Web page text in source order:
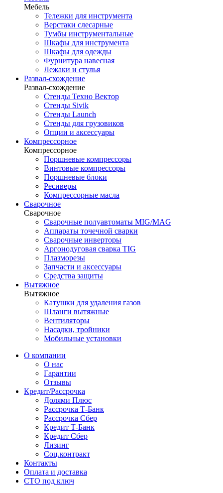
Мебель
Тележки для инструмента
Верстаки слесарные
Тумбы инструментальные
Шкафы для инструмента
Шкафы для одежды
Фурнитура навесная
Лежаки и стулья
Развал-схождение
Развал-схождение
Стенды Техно Вектор
Стенды Sivik
Стенды Launch
Стенды для грузовиков
Опции и аксессуары
Компрессорное
Компрессорное
Поршневые компрессоры
Винтовые компрессоры
Поршневые блоки
Ресиверы
Компрессорные масла
Сварочное
Сварочное
Сварочные полуавтоматы MIG/MAG
Аппараты точечной сварки
Сварочные инверторы
Аргонодуговая сварка TIG
Плазморезы
Запчасти и аксессуары
Средства защиты
Вытяжное
Вытяжное
Катушки для удаления газов
Шланги вытяжные
Вентиляторы
Насадки, тройники
Мобильные установки
О компании
О нас
Гарантии
Отзывы
Кредит/Рассрочка
Долями Плюс
Рассрочка Т-Банк
Рассрочка Сбер
Кредит Т-Банк
Кредит Сбер
Лизинг
Соц.контракт
Контакты
Оплата и доставка
СТО под ключ